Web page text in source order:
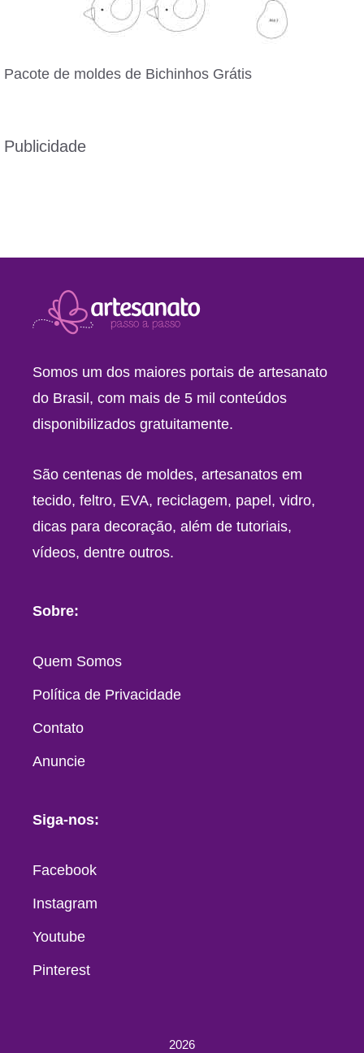
Pacote de moldes de Bichinhos Grátis
Publicidade
Somos um dos maiores portais de artesanato
do Brasil, com mais de 5 mil conteúdos
disponibilizados gratuitamente.
São centenas de moldes, artesanatos em
tecido, feltro, EVA, reciclagem, papel, vidro,
dicas para decoração, além de tutoriais,
vídeos, dentre outros.
Sobre:
Quem Somos
Política de Privacidade
Contato
Anuncie
Siga-nos:
Facebook
Instagram
Youtube
Pinterest
2026